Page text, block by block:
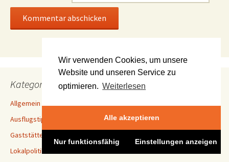
Wir verwenden Cookies, um unsere
Website und unseren Service zu
optimieren. Weiterlesen
Alle akzeptieren
Nur funktionsfähig Einstellungen anzeigen
Kategorien
Allgemein
Ausflugstipp
Gaststättentest
Lokalpolitik